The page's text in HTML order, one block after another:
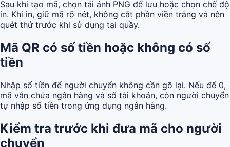
Sau khi tạo mã, chọn tải ảnh PNG để lưu hoặc chọn chế độ
in. Khi in, giữ mã rõ nét, không cắt phần viền trắng và nên
quét thử trước khi sử dụng tại quầy.
Mã QR có số tiền hoặc không có số
tiền
Nhập số tiền để người chuyển không cần gõ lại. Nếu để 0,
mã vẫn chứa ngân hàng và số tài khoản, còn người chuyển
tự nhập số tiền trong ứng dụng ngân hàng.
Kiểm tra trước khi đưa mã cho người
chuyển